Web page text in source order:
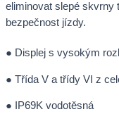
eliminovat slepé
bezpečnost jízdy.
● Displej s vysokým
● Třída V a třídy VI z
● IP69K vodotěsná